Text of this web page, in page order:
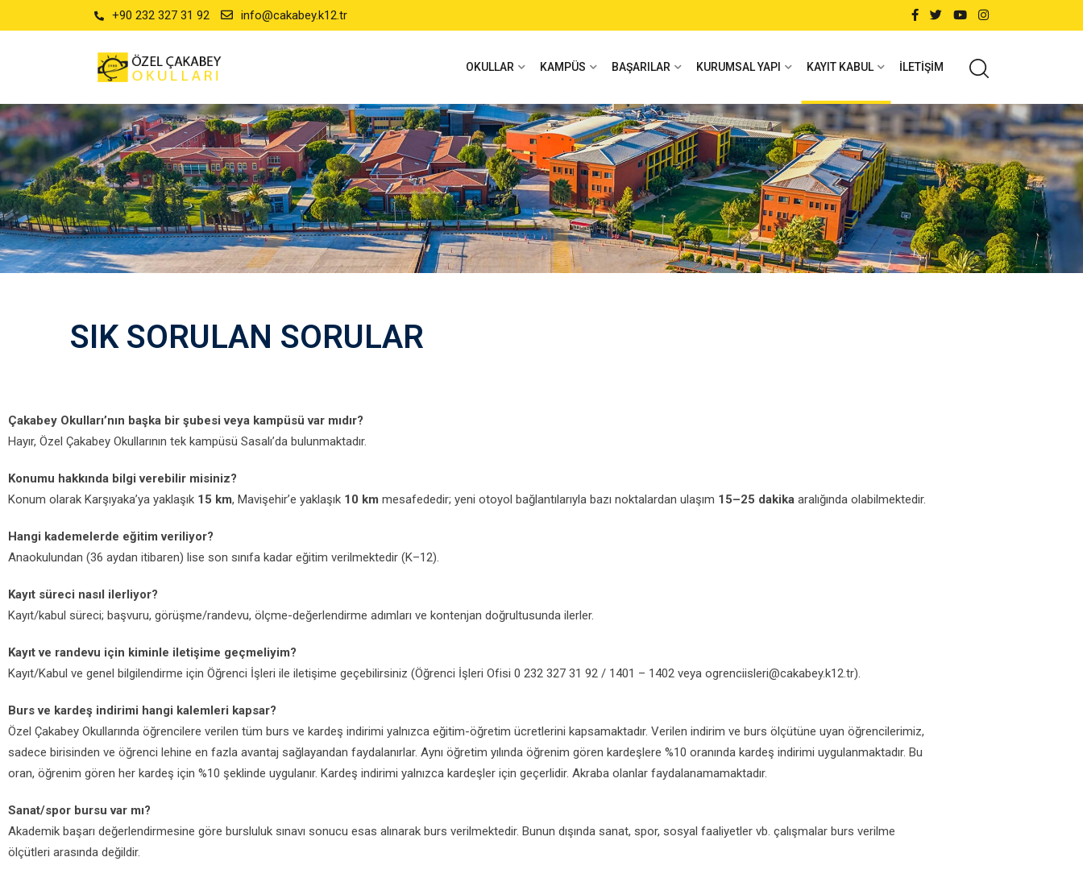
+90 232 327 31 92 info@cakabey.k12.tr
OKULLAR KAMPÜS BAŞARILAR KURUMSAL YAPI KAYIT KABUL İLETIŞIM
SIK SORULAN SORULAR
Çakabey Okulları’nın başka bir şubesi veya kampüsü var mıdır?
Hayır, Özel Çakabey Okullarının tek kampüsü Sasalı’da bulunmaktadır.
Konumu hakkında bilgi verebilir misiniz?
Konum olarak Karşıyaka’ya yaklaşık 15 km, Mavişehir’e yaklaşık 10 km mesafededir; yeni otoyol bağlantılarıyla bazı noktalardan ulaşım 15–25 dakika aralığında olabilmektedir.
Hangi kademelerde eğitim veriliyor?
Anaokulundan (36 aydan itibaren) lise son sınıfa kadar eğitim verilmektedir (K–12).
Kayıt süreci nasıl ilerliyor?
Kayıt/kabul süreci; başvuru, görüşme/randevu, ölçme-değerlendirme adımları ve kontenjan doğrultusunda ilerler.
Kayıt ve randevu için kiminle iletişime geçmeliyim?
Kayıt/Kabul ve genel bilgilendirme için Öğrenci İşleri ile iletişime geçebilirsiniz (Öğrenci İşleri Ofisi 0 232 327 31 92 / 1401 – 1402 veya ogrenciisleri@cakabey.k12.tr).
Burs ve kardeş indirimi hangi kalemleri kapsar?
Özel Çakabey Okullarında öğrencilere verilen tüm burs ve kardeş indirimi yalnızca eğitim-öğretim ücretlerini kapsamaktadır. Verilen indirim ve burs ölçütüne uyan öğrencilerimiz,
sadece birisinden ve öğrenci lehine en fazla avantaj sağlayandan faydalanırlar. Aynı öğretim yılında öğrenim gören kardeşlere %10 oranında kardeş indirimi uygulanmaktadır. Bu
oran, öğrenim gören her kardeş için %10 şeklinde uygulanır. Kardeş indirimi yalnızca kardeşler için geçerlidir. Akraba olanlar faydalanamamaktadır.
Sanat/spor bursu var mı?
Akademik başarı değerlendirmesine göre bursluluk sınavı sonucu esas alınarak burs verilmektedir. Bunun dışında sanat, spor, sosyal faaliyetler vb. çalışmalar burs verilme
ölçütleri arasında değildir.